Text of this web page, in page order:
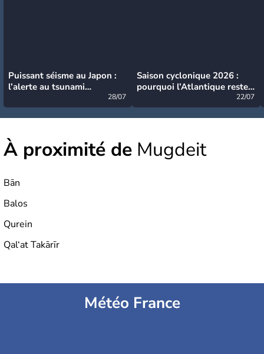
Puissant séisme au Japon :
l’alerte au tsunami
28/07
Saison cyclonique 2026 :
pourquoi l’Atlantique reste
22/07
À proximité de Mugdeit
Bān
Balos
Qurein
Qal‘at Takārīr
Météo France